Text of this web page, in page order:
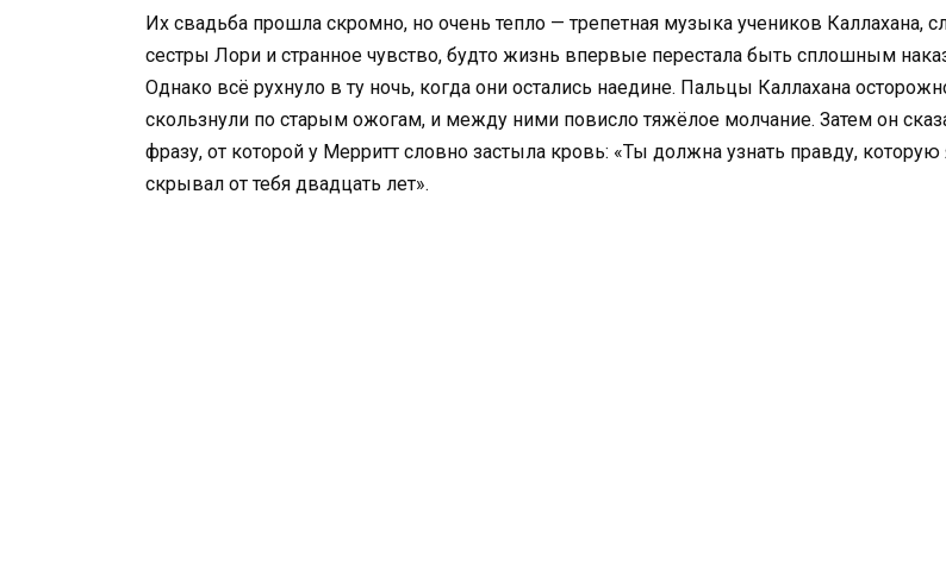
Их свадьба прошла скромно, но очень тепло — трепетная музыка учеников Каллахана,
сестры Лори и странное чувство, будто жизнь впервые перестала быть сплошным
Однако всё рухнуло в ту ночь, когда они остались наедине. Пальцы Каллахана
скользнули по старым ожогам, и между ними повисло тяжёлое молчание. Затем он
фразу, от которой у Мерритт словно застыла кровь: «Ты должна узнать правду, которую
скрывал от тебя двадцать лет».